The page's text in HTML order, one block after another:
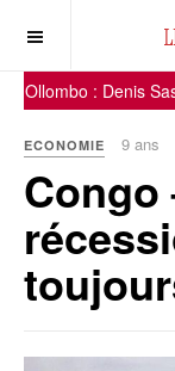
Ollombo : Denis
ECONOMIE 9 ans
Congo